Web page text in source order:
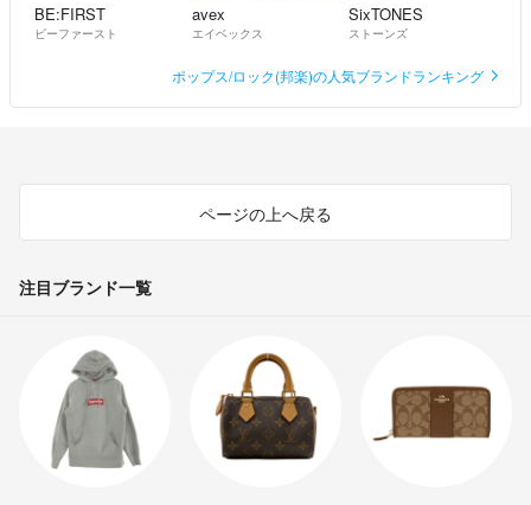
BE:FIRST
ビーファースト
avex
エイベックス
SixTONES
ストーンズ
ポップス/ロック(邦楽)の人気ブランドランキング
ページの上へ戻る
注目ブランド一覧